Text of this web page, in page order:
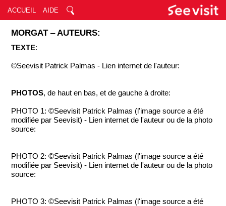
ACCUEIL AIDE
MORGAT ‒ AUTEURS:
TEXTE:
©Seevisit Patrick Palmas - Lien internet de l'auteur:
PHOTOS, de haut en bas, et de gauche à droite:
PHOTO 1: ©Seevisit Patrick Palmas (l'image source a été
modifiée par Seevisit) - Lien internet de l'auteur ou de la photo
source:
PHOTO 2: ©Seevisit Patrick Palmas (l'image source a été
modifiée par Seevisit) - Lien internet de l'auteur ou de la photo
source:
PHOTO 3: ©Seevisit Patrick Palmas (l'image source a été